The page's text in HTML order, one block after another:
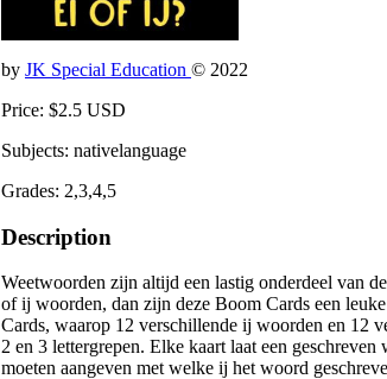
by JK Special Education © 2022
Price: $2.5 USD
Subjects: nativelanguage
Grades: 2,3,4,5
Description
Weetwoorden zijn altijd een lastig onderdeel van
of ij woorden, dan zijn deze Boom Cards een
Cards, waarop 12 verschillende ij woorden en 12
2 en 3 lettergrepen. Elke kaart laat een
moeten aangeven met welke ij het woord